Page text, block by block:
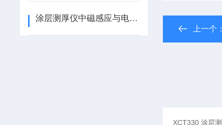
涂层测厚仪中磁感应与电涡流原理的区别（ZT）
上一个：